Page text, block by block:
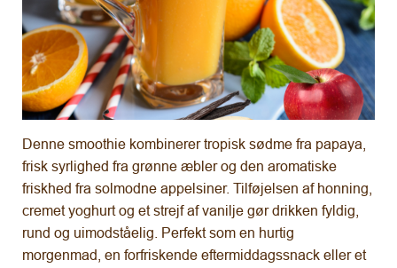
Denne smoothie kombinerer tropisk sødme fra papaya,
frisk syrlighed fra grønne æbler og den aromatiske
friskhed fra solmodne appelsiner. Tilføjelsen af honning,
cremet yoghurt og et strejf af vanilje gør drikken fyldig,
rund og uimodståelig. Perfekt som en hurtig
morgenmad, en forfriskende eftermiddagssnack eller et